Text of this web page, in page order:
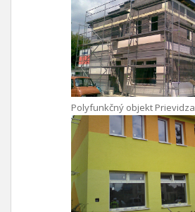
Polyfunkčný objekt Prievidza